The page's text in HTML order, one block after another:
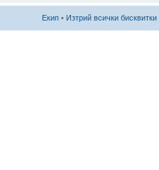
Екип • Изтрий всички бисквитки